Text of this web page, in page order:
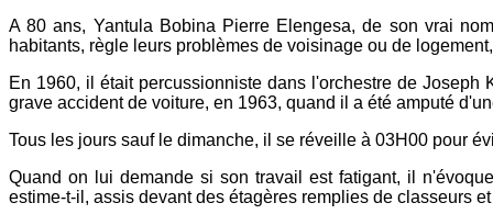
A 80 ans, Yantula Bobina Pierre Elengesa, de son vrai
habitants, règle leurs problèmes de voisinage ou de
En 1960, il était percussionniste dans l'orchestre de
grave accident de voiture, en 1963, quand il a été amputé
Tous les jours sauf le dimanche, il se réveille à 03H00 pour
Quand on lui demande si son travail est fatigant, il
estime-t-il, assis devant des étagères remplies de classeurs